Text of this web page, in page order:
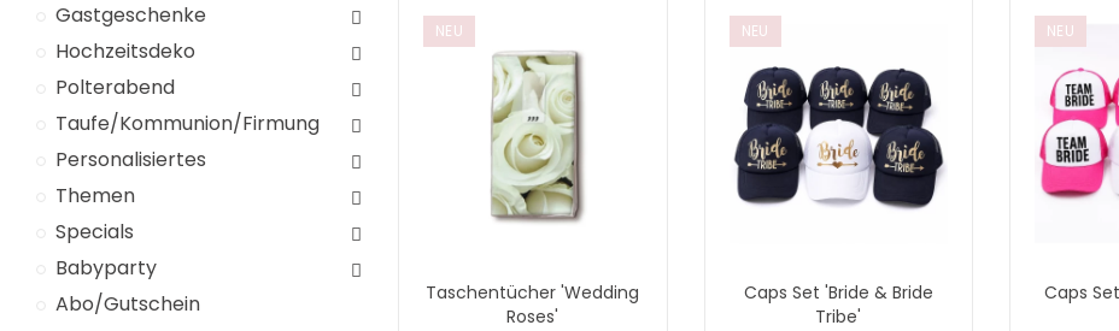
NEU
Taschentücher 'Wedding
Roses'
NEU
Caps Set 'Bride & Bride
Tribe'
NEU
Caps
Gastgeschenke
Hochzeitsdeko
Polterabend
Taufe/Kommunion/Firmung
Personalisiertes
Themen
Specials
Babyparty
Abo/Gutschein